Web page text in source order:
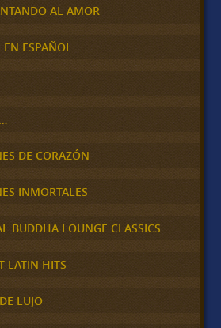
AL AMOR
ESPAÑOL
DE CORAZÓN
INMORTALES
BUDDHA LOUNGE CLASSICS
LATIN HITS
LUJO